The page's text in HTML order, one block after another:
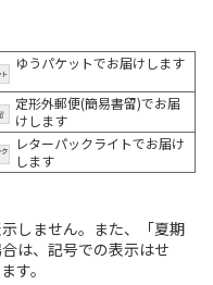
ゆうパケットでお届けします
定形外郵便(簡易書留)でお届
けします
レターパックライトでお届け
します
しません。また、「夏期
は、記号での表示はせ
す。